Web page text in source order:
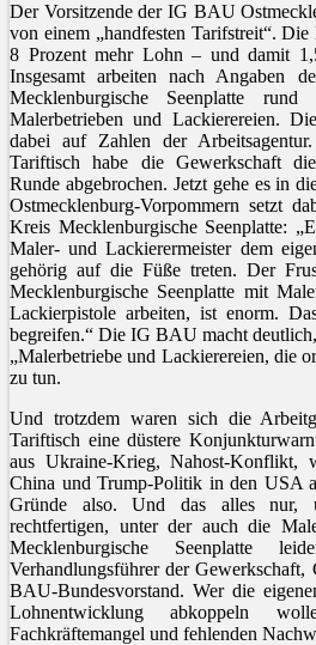
Der Vorsitzende der IG BAU
von einem „handfesten Tarifstreit“.
8 Prozent mehr Lohn – und damit
Insgesamt arbeiten nach Angaben
Mecklenburgische Seenplatte
Malerbetrieben und Lackierereien.
dabei auf Zahlen der
Tariftisch habe die Gewerkschaft
Runde abgebrochen. Jetzt gehe es in
Ostmecklenburg-Vorpommern setzt
Kreis Mecklenburgische Seenplatte:
Maler- und Lackierermeister dem
gehörig auf die Füße treten. Der
Mecklenburgische Seenplatte mit
Lackierpistole arbeiten, ist enorm.
begreifen.“ Die IG BAU macht
„Malerbetriebe und Lackierereien, die
zu tun.
Und trotzdem waren sich die
Tariftisch eine düstere
aus Ukraine-Krieg, Nahost-Konflikt,
China und Trump-Politik in den USA
Gründe also. Und das alles nur,
rechtfertigen, unter der auch die
Mecklenburgische Seenplatte
Verhandlungsführer der
BAU-Bundesvorstand. Wer die
Lohnentwicklung abkoppeln
Fachkräftemangel und fehlenden